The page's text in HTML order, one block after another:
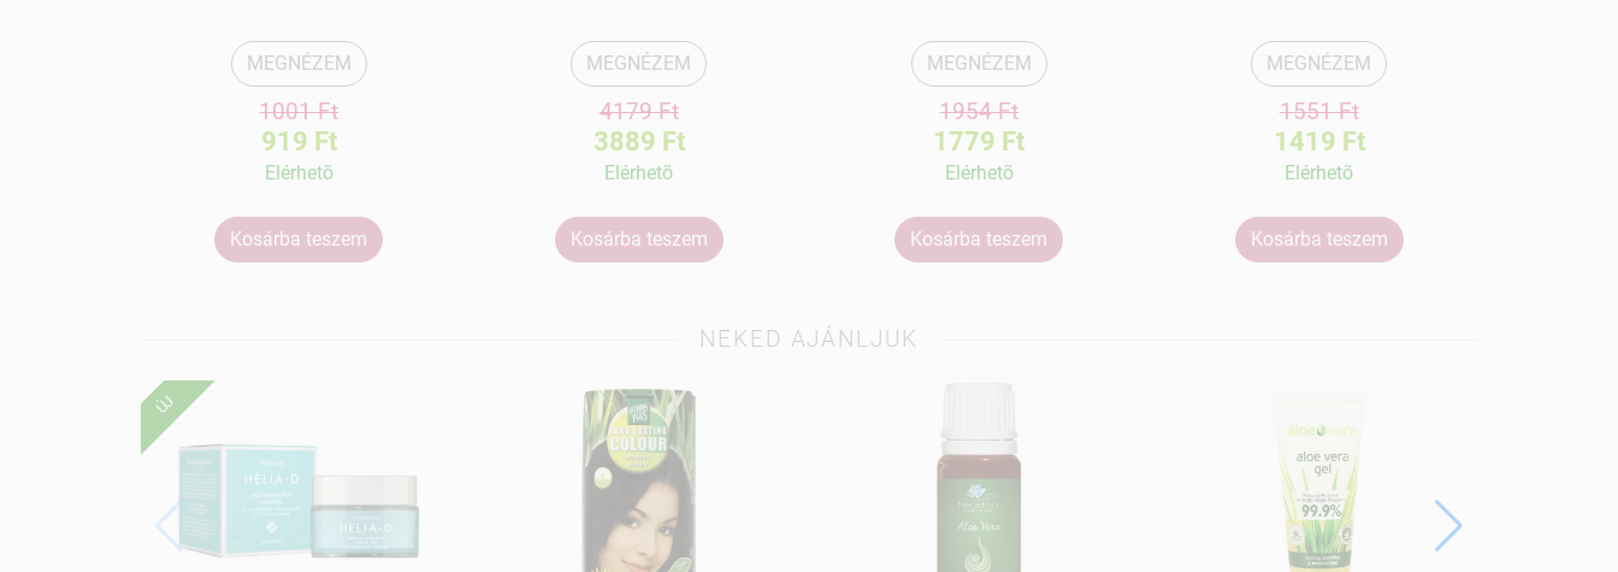
MEGNÉZEM
1001 Ft
919 Ft
Elérhetõ
Kosárba teszem
MEGNÉZEM
4179 Ft
3889 Ft
Elérhetõ
Kosárba teszem
MEGNÉZEM
1954 Ft
1779 Ft
Elérhetõ
Kosárba teszem
MEGNÉZEM
1551 Ft
1419 Ft
Elérhetõ
Kosárba teszem
NEKED AJÁNLJUK
ÚJ